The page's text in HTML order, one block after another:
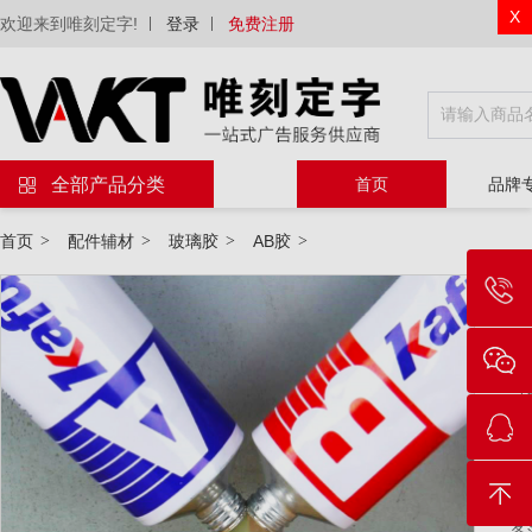
X
欢迎来到唯刻定字! 登录 免费注册
全部产品分类 首页 品牌
首页 > 配件辅材 > 玻璃胶 > AB胶 >
物
等
规